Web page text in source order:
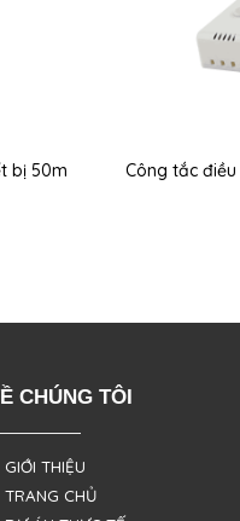
bị 50m Công tắc điều
CHÚNG TÔI
THIỆU
CHỦ